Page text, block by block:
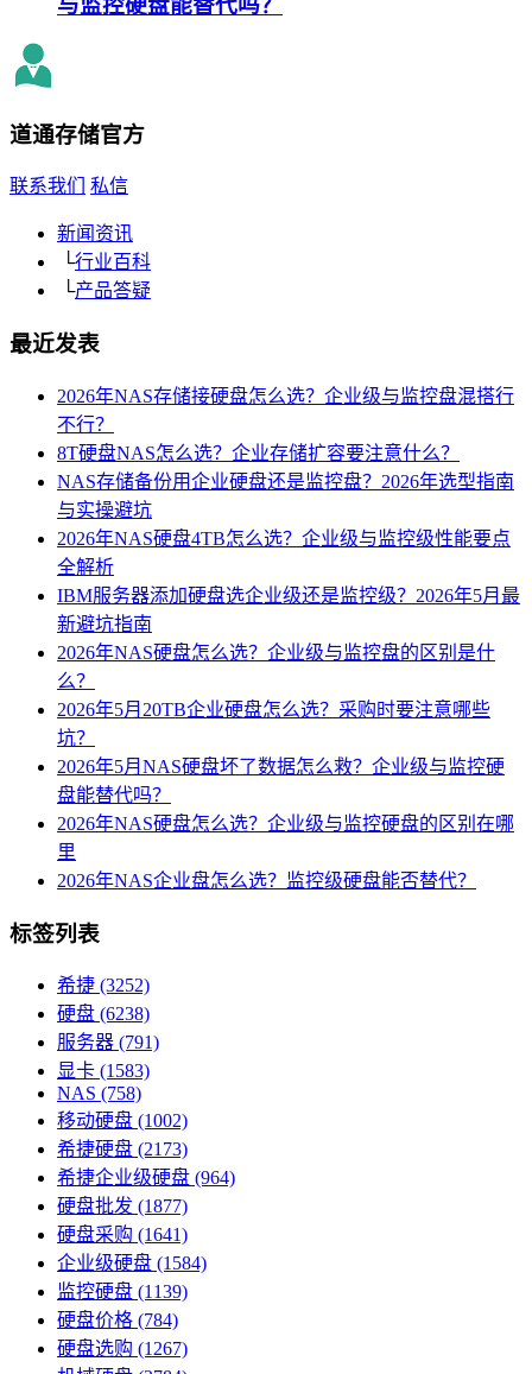
与监控硬盘能替代吗？
道通存储官方
联系我们 私信
新闻资讯
└行业百科
└产品答疑
最近发表
2026年NAS存储接硬盘怎么选？企业级与监控盘混搭行
不行？
8T硬盘NAS怎么选？企业存储扩容要注意什么？
NAS存储备份用企业硬盘还是监控盘？2026年选型指南
与实操避坑
2026年NAS硬盘4TB怎么选？企业级与监控级性能要点
全解析
IBM服务器添加硬盘选企业级还是监控级？2026年5月最
新避坑指南
2026年NAS硬盘怎么选？企业级与监控盘的区别是什
么？
2026年5月20TB企业硬盘怎么选？采购时要注意哪些
坑？
2026年5月NAS硬盘坏了数据怎么救？企业级与监控硬
盘能替代吗？
2026年NAS硬盘怎么选？企业级与监控硬盘的区别在哪
里
2026年NAS企业盘怎么选？监控级硬盘能否替代？
标签列表
希捷 (3252)
硬盘 (6238)
服务器 (791)
显卡 (1583)
NAS (758)
移动硬盘 (1002)
希捷硬盘 (2173)
希捷企业级硬盘 (964)
硬盘批发 (1877)
硬盘采购 (1641)
企业级硬盘 (1584)
监控硬盘 (1139)
硬盘价格 (784)
硬盘选购 (1267)